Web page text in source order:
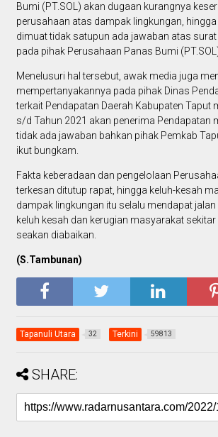
Bumi (PT.SOL) akan dugaan kurangnya
perusahaan atas dampak lingkungan,
dimuat tidak satupun ada jawaban atas
pada pihak Perusahaan Panas Bumi
Menelusuri hal tersebut, awak media juga
mempertanyakannya pada pihak Dinas
terkait Pendapatan Daerah Kabupaten Taput
s/d Tahun 2021 akan penerima Pendapatan
tidak ada jawaban bahkan pihak Pemkab
ikut bungkam.
Fakta keberadaan dan pengelolaan
terkesan ditutup rapat, hingga keluh-kesah
dampak lingkungan itu selalu mendapat jalan
keluh kesah dan kerugian masyarakat
seakan diabaikan.
(S.Tambunan)
Tapanuli Utara 32 Terkini 59813
SHARE: